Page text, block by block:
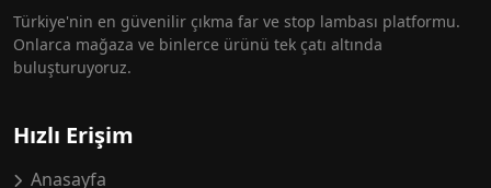
Türkiye'nin en güvenilir çıkma far ve stop lambası platformu.
Onlarca mağaza ve binlerce ürünü tek çatı altında
buluşturuyoruz.
Hızlı Erişim
Anasayfa